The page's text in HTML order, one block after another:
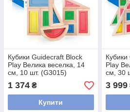
Кубики Guidecraft Block
Play Велика веселка, 14
см, 10 шт. (G3015)
1 374 ₴
Купити
Play
см, 30
3 999